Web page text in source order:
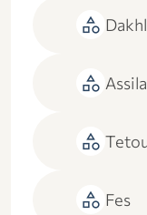
category
category
category
category Fes